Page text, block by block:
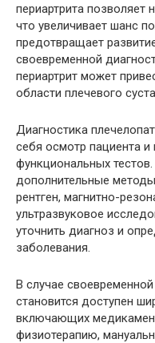
периартрита позволяет
что увеличивает шанс
предотвращает
своевременной
периартрит может
области плечевого
Диагностика
себя осмотр пациента
функциональных
дополнительные
рентген, магнитно-
ультразвуковое
уточнить диагноз и
заболевания.
В случае
становится доступен
включающих
физиотерапию,